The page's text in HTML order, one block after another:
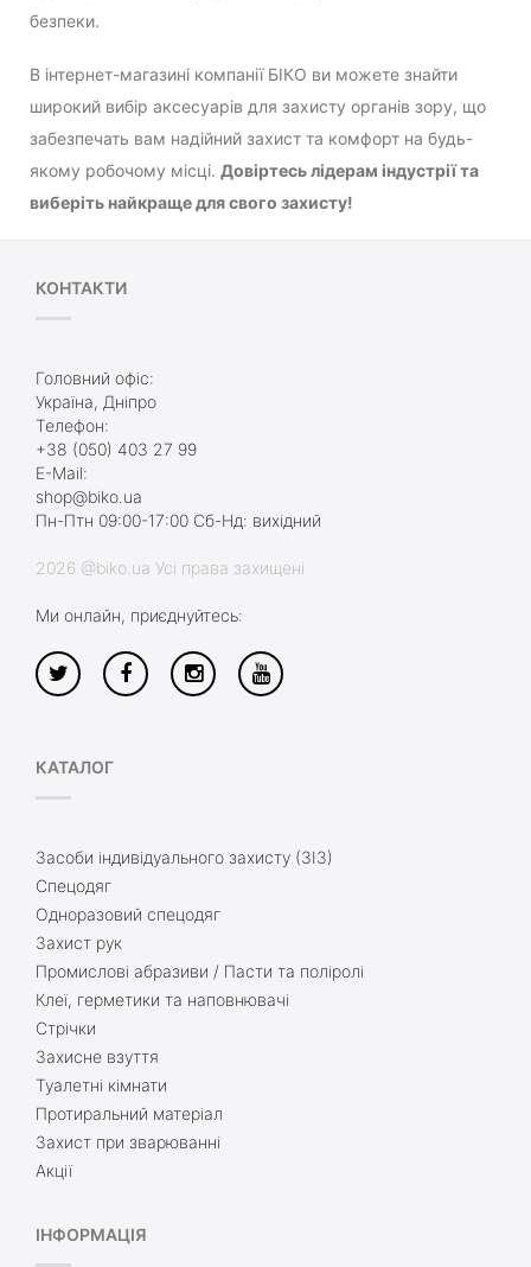
безпеки.
В інтернет-магазині компанії БІКО ви можете знайти
широкий вибір аксесуарів для захисту органів зору, що
забезпечать вам надійний захист та комфорт на будь-
якому робочому місці. Довіртесь лідерам індустрії та
виберіть найкраще для свого захисту!
КОНТАКТИ
Головний офіс:
Україна, Дніпро
Телефон:
+38 (050) 403 27 99
E-Mail:
shop@biko.ua
Пн-Птн 09:00-17:00 Сб-Нд: вихідний
2026 @biko.ua Усі права захищені
Ми онлайн, приєднуйтесь:
КАТАЛОГ
Засоби індивідуального захисту (ЗІЗ)
Спецодяг
Одноразовий спецодяг
Захист рук
Промислові абразиви / Пасти та поліролі
Клеї, герметики та наповнювачі
Стрічки
Захисне взуття
Туалетні кімнати
Протиральний матеріал
Захист при зварюванні
Акції
ІНФОРМАЦІЯ